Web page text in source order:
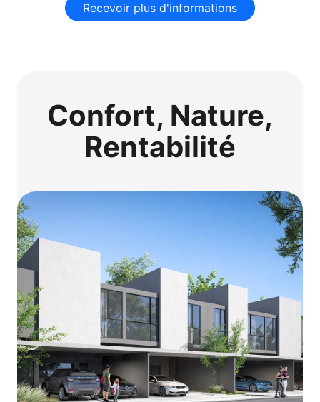
Recevoir plus d'informations
Confort, Nature,
Rentabilité